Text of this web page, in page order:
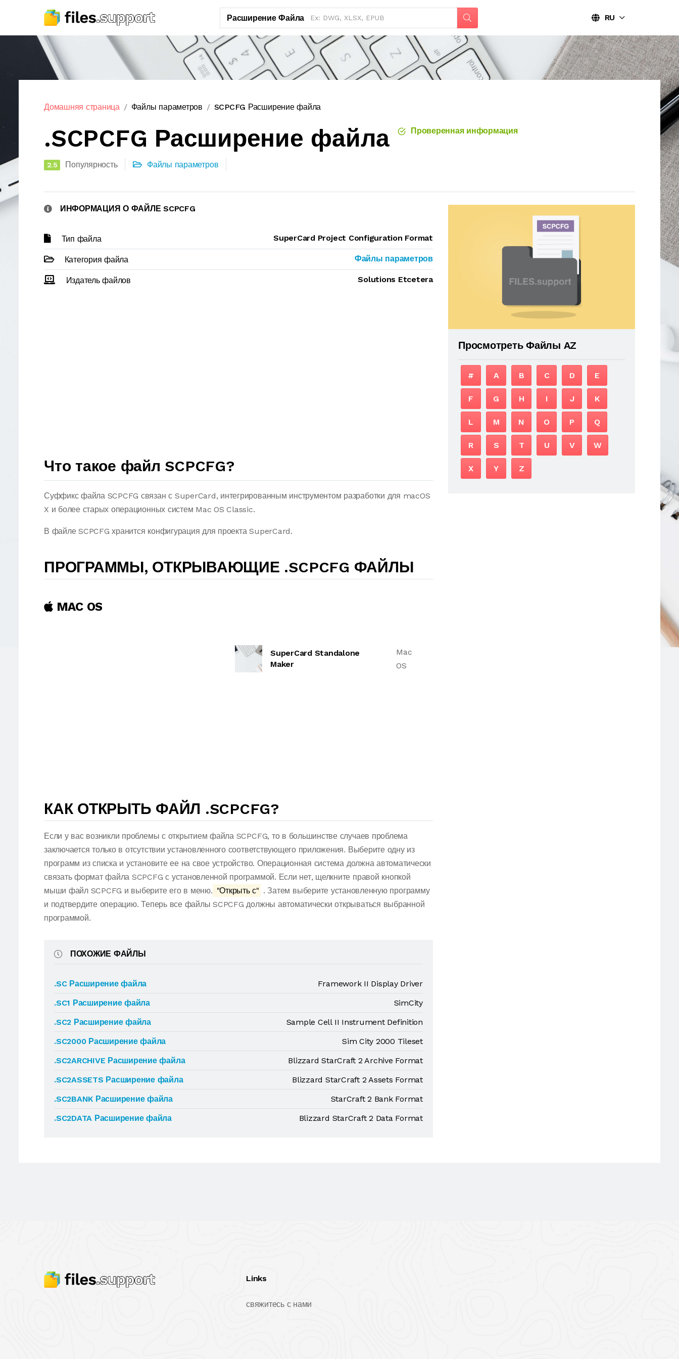
Расширение Файла RU
Домашняя страница Файлы параметров SCPCFG Расширение файла
.SCPCFG Расширение файла Проверенная информация
2.5 Популярность Файлы параметров
ИНФОРМАЦИЯ О ФАЙЛЕ SCPCFG
Тип файла SuperCard Project Configuration Format
Категория файла Файлы параметров
Издатель файлов Solutions Etcetera
Что такое файл SCPCFG?
Суффикс файла SCPCFG связан с SuperCard, интегрированным инструментом разработки для macOS
X и более старых операционных систем Mac OS Classic.
В файле SCPCFG хранится конфигурация для проекта SuperCard.
ПРОГРАММЫ, ОТКРЫВАЮЩИЕ .SCPCFG ФАЙЛЫ
MAC OS
SuperCard Standalone
Maker
Mac
OS
КАК ОТКРЫТЬ ФАЙЛ .SCPCFG?
Если у вас возникли проблемы с открытием файла SCPCFG, то в большинстве случаев проблема
заключается только в отсутствии установленного соответствующего приложения. Выберите одну из
программ из списка и установите ее на свое устройство. Операционная система должна автоматически
связать формат файла SCPCFG с установленной программой. Если нет, щелкните правой кнопкой
мыши файл SCPCFG и выберите его в меню. "Открыть с" . Затем выберите установленную программу
и подтвердите операцию. Теперь все файлы SCPCFG должны автоматически открываться выбранной
программой.
ПОХОЖИЕ ФАЙЛЫ
.SC Расширение файла
Framework II Display Driver
.SC1 Расширение файла
SimCity
.SC2 Расширение файла
Sample Cell II Instrument Definition
.SC2000 Расширение файла
Sim City 2000 Tileset
.SC2ARCHIVE Расширение файла
Blizzard StarCraft 2 Archive Format
.SC2ASSETS Расширение файла
Blizzard StarCraft 2 Assets Format
.SC2BANK Расширение файла
StarCraft 2 Bank Format
.SC2DATA Расширение файла
Blizzard StarCraft 2 Data Format
Просмотреть Файлы AZ
# A B C D E
F G H I J K
L M N O P Q
R S T U V W
X Y Z
Links
свяжитесь с нами